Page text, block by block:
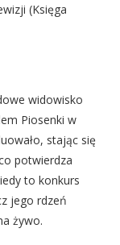
(Księga
widowisko
Piosenki w
stając się
potwierdza
to konkurs
jego rdzeń
żywo.